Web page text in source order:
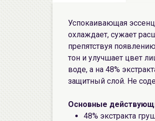
Успокаивающая
охлаждает, сужает
препятствуя
тон и улучшает цвет
воде, а на 48%
защитный слой. Не
Основные
48% экстракта